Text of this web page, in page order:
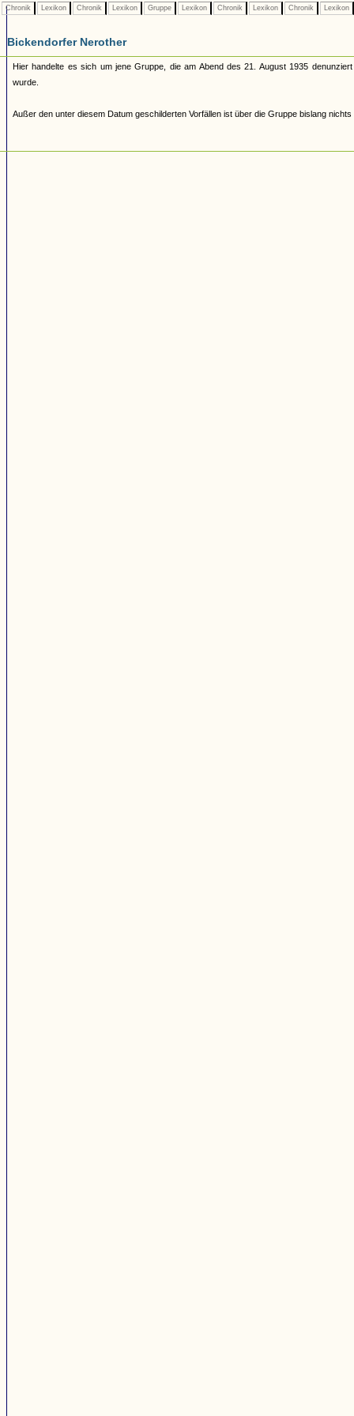
Chronik Lexikon Chronik Lexikon Gruppe Lexikon Chronik Lexikon Chronik Lexikon
Bickendorfer Nerother
Hier handelte es sich um jene Gruppe, die am Abend des 21. August 1935
wurde.
Außer den unter diesem Datum geschilderten Vorfällen ist über die Gruppe bislang nichts